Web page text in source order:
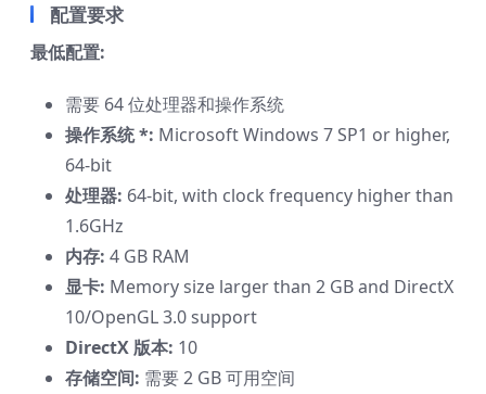
配置要求
最低配置:
需要 64 位处理器和操作系统
操作系统 *: Microsoft Windows 7 SP1 or higher,
64-bit
处理器: 64-bit, with clock frequency higher than
1.6GHz
内存: 4 GB RAM
显卡: Memory size larger than 2 GB and DirectX
10/OpenGL 3.0 support
DirectX 版本: 10
存储空间: 需要 2 GB 可用空间